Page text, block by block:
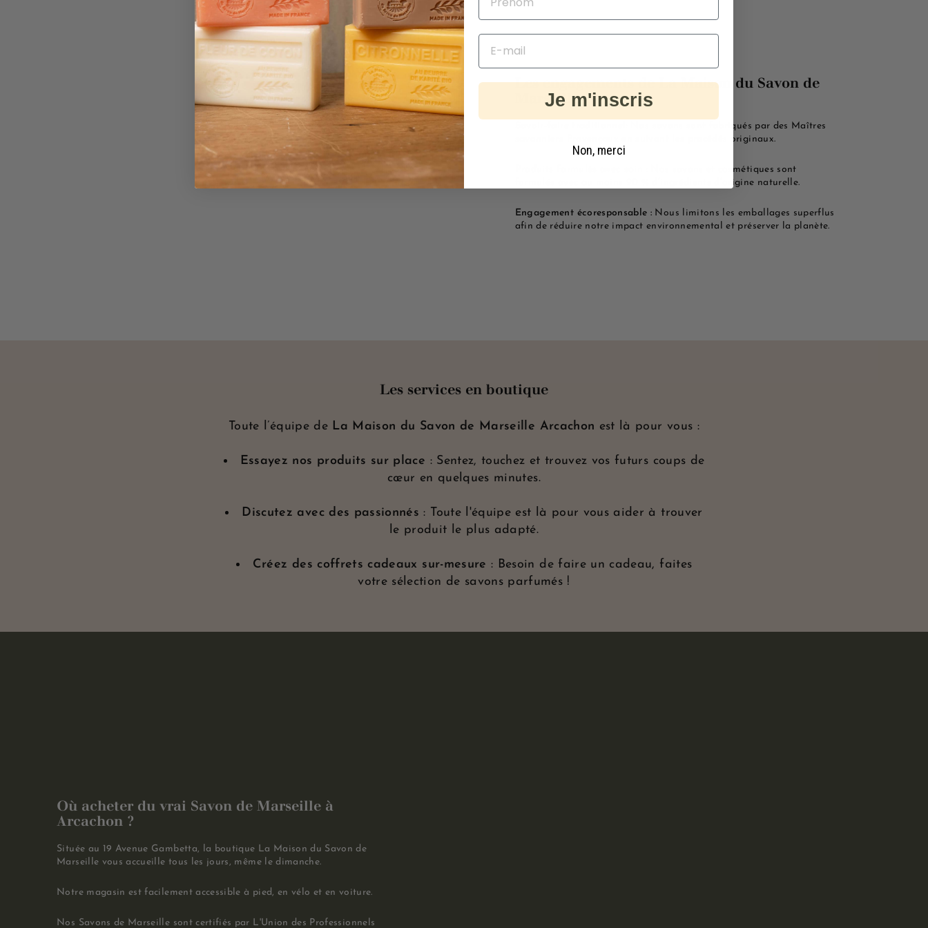
Les engagements de La Maison du Savon de
Marseille
Nos savons sont fabriqués par des Maîtres
savonniers Provençaux en suivant les procédés originaux.
Nos savons et cosmétiques sont
formulés avec au moins 90 % d’ingrédients d’origine naturelle.
Engagement écoresponsable : Nous limitons les emballages superflus
afin de réduire notre impact environnemental et préserver la planète.
Les services en boutique
Toute l’équipe de La Maison du Savon de Marseille Arcachon est là pour vous :
Essayez nos produits sur place : Sentez, touchez et trouvez vos futurs coups de
cœur en quelques minutes.
Discutez avec des passionnés : Toute l'équipe est là pour vous aider à trouver
le produit le plus adapté.
Créez des coffrets cadeaux sur-mesure : Besoin de faire un cadeau, faites
votre sélection de savons parfumés !
Où acheter du vrai Savon de Marseille à
Arcachon ?
Située au 19 Avenue Gambetta, la boutique La Maison du Savon de
Marseille vous accueille tous les jours, même le dimanche.
Notre magasin est facilement accessible à pied, en vélo et en voiture.
Nos Savons de Marseille sont certifiés par L'Union des Professionnels
Je m'inscris
Non, merci